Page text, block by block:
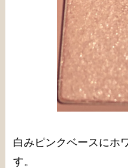
白みピンクベースにホ
す。